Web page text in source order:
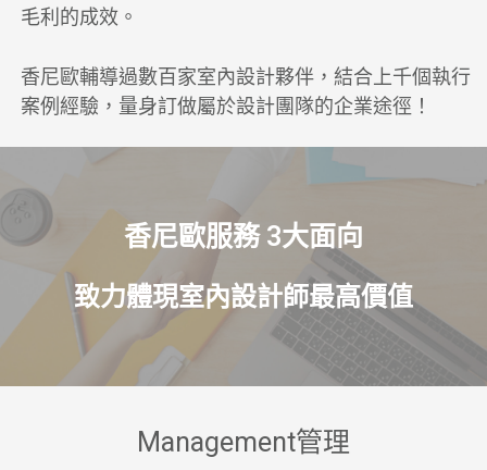
毛利的成效。
香尼歐輔導過數百家室內設計夥伴，結合上千個執行
案例經驗，量身訂做屬於設計團隊的企業途徑！
香尼歐服務 3⼤⾯向
致⼒體現室內設計師最⾼價值
Management管理